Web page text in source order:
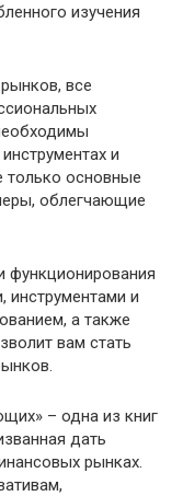
изучения
все
и
только основные
облегчающие
функционирования
и
а также
вам стать
– одна из книг
дать
рынках.